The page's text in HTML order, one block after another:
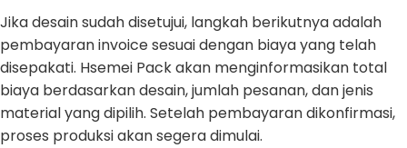
Jika desain sudah disetujui, langkah berikutnya adalah
pembayaran invoice sesuai dengan biaya yang telah
disepakati. Hsemei Pack akan menginformasikan total
biaya berdasarkan desain, jumlah pesanan, dan jenis
material yang dipilih. Setelah pembayaran dikonfirmasi,
proses produksi akan segera dimulai.